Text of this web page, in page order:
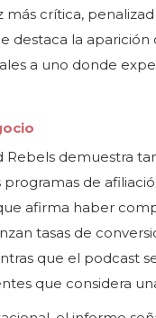
más crítica,
destaca la aparición
a uno donde
Rebels demuestra
de
afirma haber
tasas de
que el podcast
que considera